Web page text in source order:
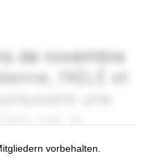
vorbehalten.